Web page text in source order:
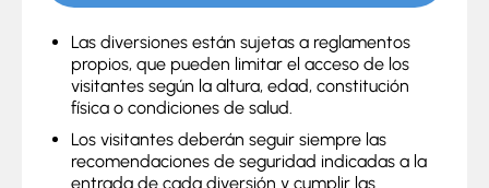
Las diversiones están sujetas a reglamentos
propios, que pueden limitar el acceso de los
visitantes según la altura, edad, constitución
física o condiciones de salud.
Los visitantes deberán seguir siempre las
recomendaciones de seguridad indicadas a la
entrada de cada diversión y cumplir las